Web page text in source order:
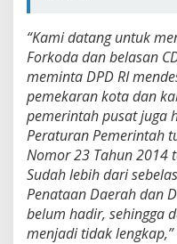
s
“Kami datang untuk
Forkoda dan belasan
meminta DPD RI
pemekaran kota dan
pemerintah pusat juga
Peraturan Pemerintah
Nomor 23 Tahun 2014
Sudah lebih dari
Penataan Daerah dan
belum hadir, sehingga
menjadi tidak lengkap,”